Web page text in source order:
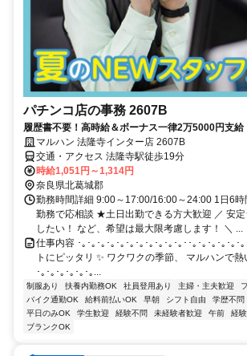
パチンコ店の事務 2607B
履歴書不要！高時給＆ボーナス一律2万5000円支給
マルハン 法隆寺インター店 2607B
交通・アクセス 法隆寺駅徒歩19分
時給1,051円～1,314円
奈良県北葛城郡
勤務時間詳細 9:00～17:00/16:00～24:00 1日6時
勤務で応相談 ★土日出勤できる方大歓迎 ／ 安
したい！ など、希望は最大限考慮します！ ＼ ...
仕事内容 ･｡･｡･｡･｡･｡･｡･｡･｡･｡･｡･｡･･｡･｡･｡･｡･｡･
トにピッタリ ✨ ワクワクの季節、 マルハンで熱
･｡･｡･｡･｡･｡･｡...
制服あり 扶養内勤務OK 社員登用あり 主婦・主夫歓迎
バイク通勤OK
給料前払いOK 早朝 シフト自由 学歴不問
平日のみOK
学生歓迎 経験不問 未経験者歓迎 午前 経
ブランクOK